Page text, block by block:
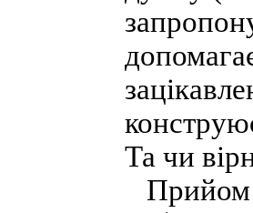
Та чи
Прийом